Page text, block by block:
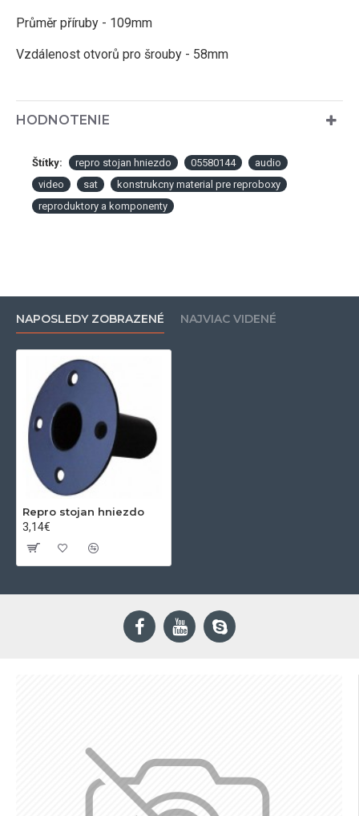
Průměr příruby - 109mm
Vzdálenost otvorů pro šrouby - 58mm
HODNOTENIE
Štítky: repro stojan hniezdo 05580144
audio
video
sat
konstrukcny material pre reproboxy
reproduktory a komponenty
NAPOSLEDY ZOBRAZENÉ NAJVIAC VIDENÉ
Repro stojan hniezdo
3,14€